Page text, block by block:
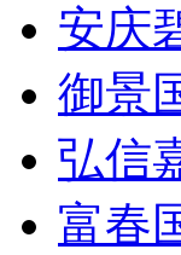
安庆
御景
弘信
富春